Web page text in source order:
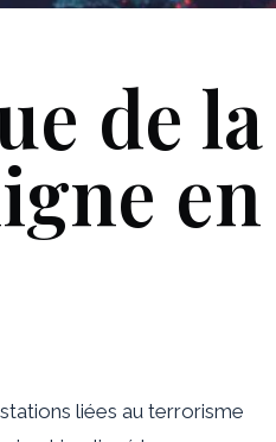
de la
en
liées au terrorisme